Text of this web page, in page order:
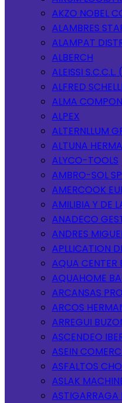
AKZO NOBEL
ALAMBRES
ALAMPAT
ALBERCH
ALEISSI
ALFRED
ALMA
ALPEX
ALTERNLLUM
ALTUNA
ALYCO-TOOLS
AMBRO-SOL
AMERCOOK
AMILIBIA Y DE
ANADECO
ANDRES
APLLICATION
AQUA CENTER
AQUAHOME
ARCANSAS
ARCOS
ARREGUI
ASCENDEO
ASEIN
ASFALTOS
ASLAK
ASTIGARRAGA